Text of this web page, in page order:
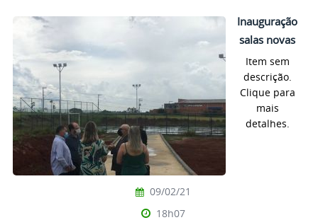
Inauguração
salas novas
Item sem
descrição.
Clique para
mais
detalhes.
09/02/21
18h07